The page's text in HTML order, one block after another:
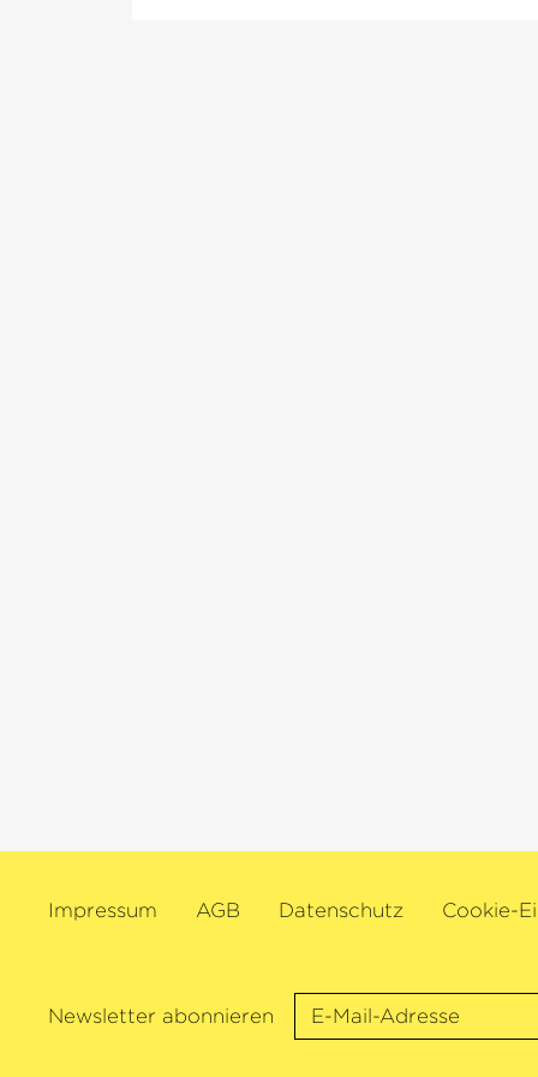
Impressum AGB Datenschutz Cookie-
Newsletter abonnieren